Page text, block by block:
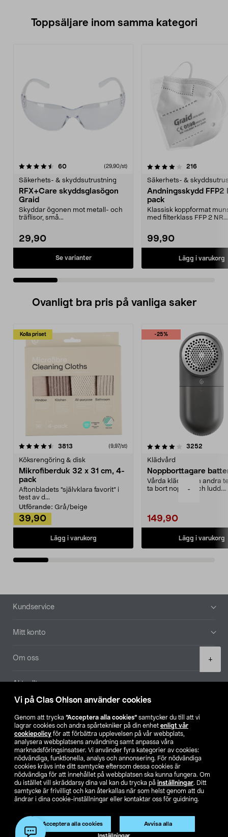
Vi på Clas Ohlson använder cookies
Genom att trycka ”Acceptera alla cookies” samtycker du till att vi
lagrar cookies och andra spårtekniker på din enhet enligt vår
cookiepolicy för att förbättra upplevelsen på vår webbplats,
analysera webbplatsens användning samt anpassa våra
marknadsföringsinsatser. Vi använder fyra kategorier av cookies:
nödvändiga, funktionella, analys och annonsering. För nödvändiga
cookies krävs inte ditt samtycke eftersom dessa cookies är
nödvändiga för att innehållet på webbplatsen ska kunna fungera. Om
du istället vill skräddarsy dina val kan du trycka på inställningar. Ditt
samtycke är frivilligt och kan återkallas när som helst genom att du
ändrar i dina cookie-inställningar eller kontaktar oss för guidning.
Acceptera alla cookies Avvisa alla
Inställningar
-
+
Toppsäljare inom samma kategori
60recensioner (29,90/st)
Säkerhets- & skyddsutrustning
RFX+Care skyddsglasögon
Graid
Skyddar ögonen mot metall- och
träflisor, små...
29,90
Se varianter
4.0 av 5 stjärnor 216
Säkerhets- &
Andningsskydd FFP2
pack
Klassisk koppformat
med filterklass FFP 2 NR.
99,90
Lägg i varukorg
4.5 av 5 stjärnor
Ovanligt bra pris på vanliga saker
Kolla priset
3813 (9,97/st)
Köksrengöring & disk
Mikrofiberduk 32 x 31 cm, 4-
pack
Aftonbladets "självklara favorit” i
test av d...
Utförande: Grå/beige
39,90
Lägg i varukorg
-25%
4.0av 5 stjärnor 3252
Klädvård
Noppborttagare
Vårda kläder och andra
ta bort noppor och ludd.
149,90
Lägg i varukorg
4.5av 5 stjärnor
Sidfot
Kundservice
Mitt konto
Om oss
Aktuellt
Hitta butik
SE NO FI
Köpvillkor Privacy statement Klubbvillkor
För företag